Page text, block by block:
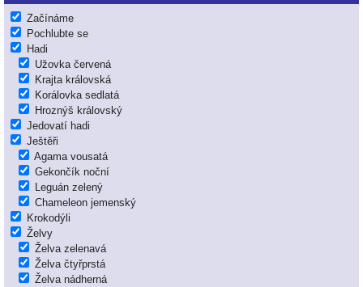
Začínáme
Pochlubte se
Hadi
Užovka červená
Krajta královská
Korálovka sedlatá
Hroznýš královský
Jedovatí hadi
Ještěři
Agama vousatá
Gekončík noční
Leguán zelený
Chameleon jemenský
Krokodýli
Želvy
Želva zelenavá
Želva čtyřprstá
Želva nádherná